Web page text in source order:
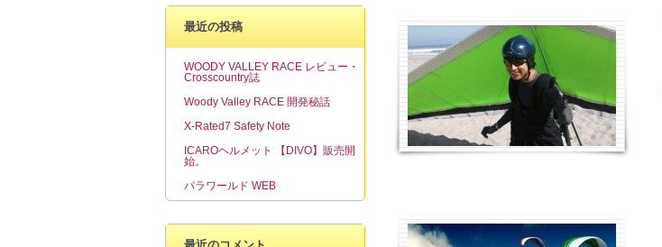
最近の投稿
WOODY VALLEY RACE レビュー・
Crosscountry誌
Woody Valley RACE 開発秘話
X-Rated7 Safety Note
ICAROヘルメット 【DIVO】販売開
始。
パラワールド WEB